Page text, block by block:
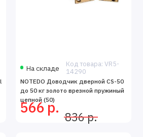
На складе
Код товара: VR5-
14290
NOTEDO Доводчик дверной CS-50
до 50 кг золото врезной пружиный
цепной (50)
566 р.
836 р.